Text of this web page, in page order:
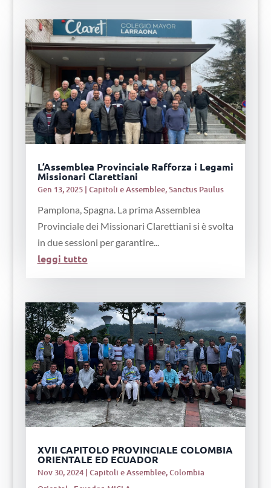
L’Assemblea Provinciale Rafforza i Legami
Missionari Clarettiani
Gen 13, 2025| Capitoli e Assemblee,Sanctus Paulus
Pamplona, Spagna. La prima Assemblea
Provinciale dei Missionari Clarettiani si è svolta
in due sessioni per garantire...
leggi tutto
XVII CAPITOLO PROVINCIALE COLOMBIA
ORIENTALE ED ECUADOR
Nov 30, 2024| Capitoli e Assemblee,Colombia